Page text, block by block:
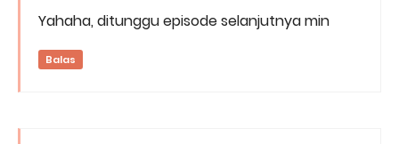
Yahaha, ditunggu episode selanjutnya min
Balas